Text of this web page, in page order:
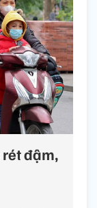
rét đậm,